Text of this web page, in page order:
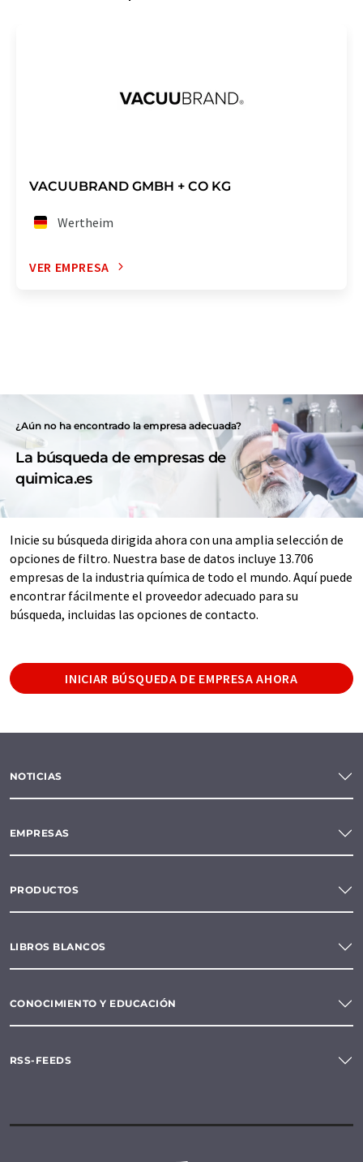
VACUUBRAND GMBH + CO KG
Wertheim
VER EMPRESA
¿Aún no ha encontrado la empresa adecuada?
La búsqueda de empresas de
quimica.es
Inicie su búsqueda dirigida ahora con una amplia selección de
opciones de filtro. Nuestra base de datos incluye 13.706
empresas de la industria química de todo el mundo. Aquí puede
encontrar fácilmente el proveedor adecuado para su
búsqueda, incluidas las opciones de contacto.
INICIAR BÚSQUEDA DE EMPRESA AHORA
NOTICIAS
EMPRESAS
PRODUCTOS
LIBROS BLANCOS
CONOCIMIENTO Y EDUCACIÓN
RSS-FEEDS